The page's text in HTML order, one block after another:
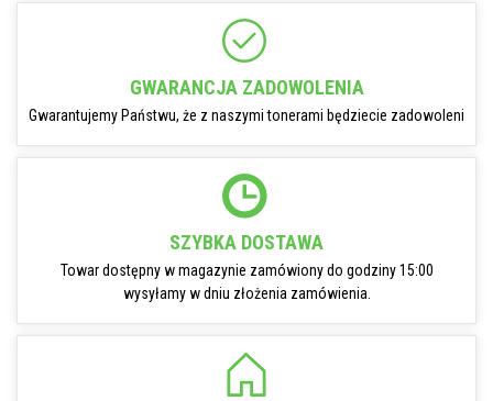
GWARANCJA ZADOWOLENIA
Gwarantujemy Państwu, że z naszymi tonerami będziecie zadowoleni
SZYBKA DOSTAWA
Towar dostępny w magazynie zamówiony do godziny 15:00
wysyłamy w dniu złożenia zamówienia.